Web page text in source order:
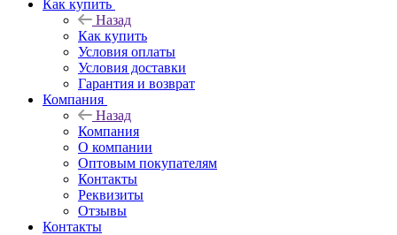
Как купить
Назад
Как купить
Условия оплаты
Условия доставки
Гарантия и возврат
Компания
Назад
Компания
О компании
Оптовым покупателям
Контакты
Реквизиты
Отзывы
Контакты